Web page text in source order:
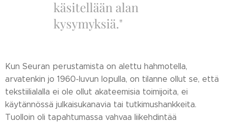
käsitellään alan
kysymyksiä."
Kun Seuran perustamista on alettu hahmotella,
arvatenkin jo 1960-luvun lopulla, on tilanne ollut se, että
tekstiilialalla ei ole ollut akateemisia toimijoita, ei
käytännössä julkaisukanavia tai tutkimushankkeita.
Tuolloin oli tapahtumassa vahvaa liikehdintää